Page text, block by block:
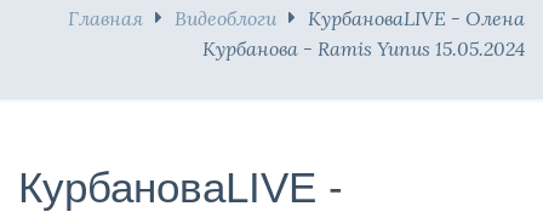
Главная Видеоблоги
КурбановаLIVE - Олена
Курбанова - Ramis Yunus 15.05.2024
КурбановаLIVE -